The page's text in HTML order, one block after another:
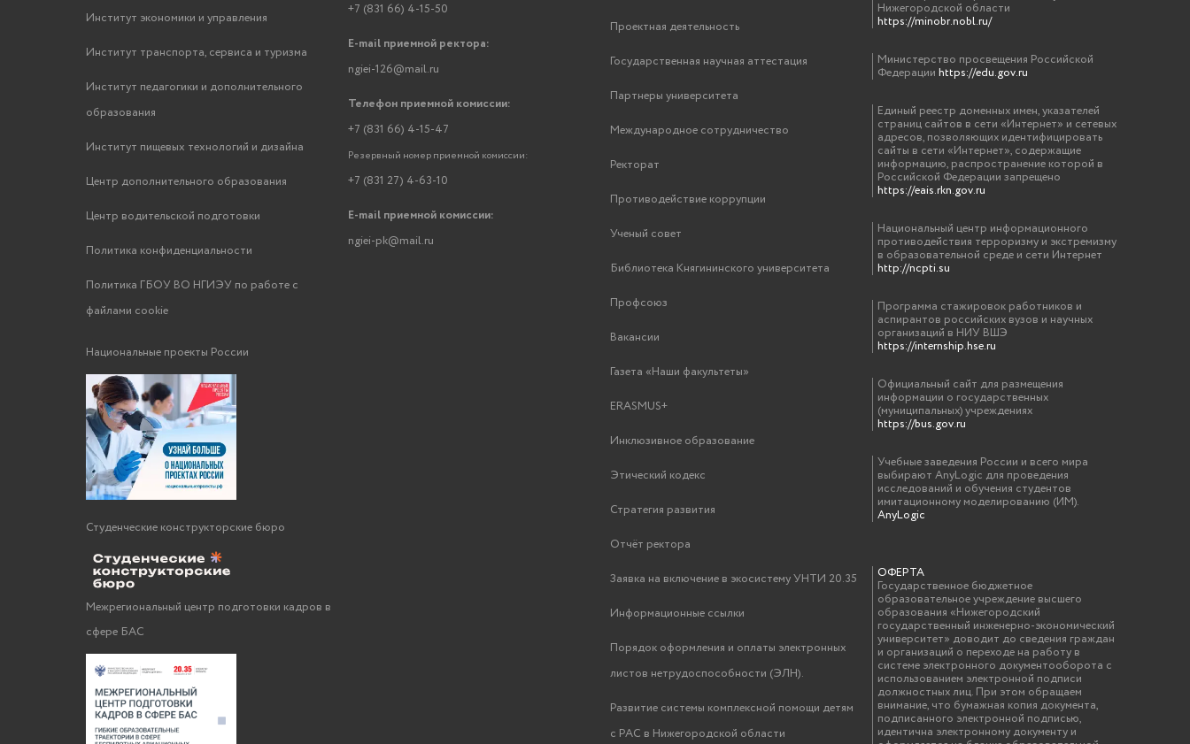
Институт экономики и управления
Институт транспорта, сервиса и туризма
Институт педагогики и дополнительного
образования
Институт пищевых технологий и дизайна
Центр дополнительного образования
Центр водительской подготовки
Политика конфиденциальности
Политика ГБОУ ВО НГИЭУ по работе с
файлами cookie
Национальные проекты России
Студенческие конструкторские бюро
Межрегиональный центр подготовки кадров в
сфере БАС
+7 (831 66) 4-15-50
E-mail приемной ректора:
ngiei-126@mail.ru
Телефон приемной комиссии:
+7 (831 66) 4-15-47
Резервный номер приемной комиссии:
+7 (831 27) 4-63-10
E-mail приемной комиссии:
ngiei-pk@mail.ru
Проектная деятельность
Государственная научная аттестация
Партнеры университета
Международное сотрудничество
Ректорат
Противодействие коррупции
Ученый совет
Библиотека Княгининского университета
Профсоюз
Вакансии
Газета «Наши факультеты»
ERASMUS+
Инклюзивное образование
Этический кодекс
Стратегия развития
Отчёт ректора
Заявка на включение в экосистему УНТИ 20.35
Информационные ссылки
Порядок оформления и оплаты электронных
листов нетрудоспособности (ЭЛН).
Развитие системы комплексной помощи детям
с РАС в Нижегородской области
Нижегородской области
https://minobr.nobl.ru/
Министерство просвещения Российской
Федерации https://edu.gov.ru
Единый реестр доменных имен, указателей
страниц сайтов в сети «Интернет» и сетевых
адресов, позволяющих идентифицировать
сайты в сети «Интернет», содержащие
информацию, распространение которой в
Российской Федерации запрещено
https://eais.rkn.gov.ru
Национальный центр информационного
противодействия терроризму и экстремизму
в образовательной среде и сети Интернет
http://ncpti.su
Программа стажировок работников и
аспирантов российских вузов и научных
организаций в НИУ ВШЭ
https://internship.hse.ru
Официальный сайт для размещения
информации о государственных
(муниципальных) учреждениях
https://bus.gov.ru
Учебные заведения России и всего мира
выбирают AnyLogic для проведения
исследований и обучения студентов
имитационному моделированию (ИМ).
AnyLogic
ОФЕРТА
Государственное бюджетное
образовательное учреждение высшего
образования «Нижегородский
государственный инженерно-экономический
университет» доводит до сведения граждан
и организаций о переходе на работу в
системе электронного документооборота с
использованием электронной подписи
должностных лиц. При этом обращаем
внимание, что бумажная копия документа,
подписанного электронной подписью,
идентична электронному документу и